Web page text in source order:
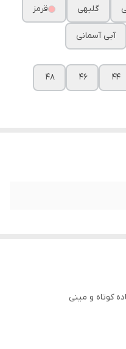
گلبهی قرمز
آبی آسمانی
۴۴ ۴۶ ۴۸
کوتاه و مینی